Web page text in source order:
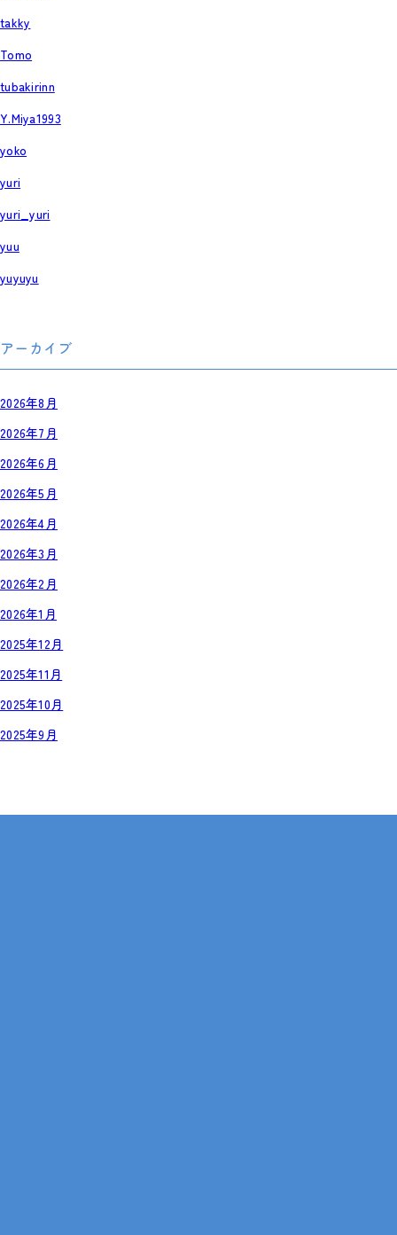
takky
Tomo
tubakirinn
Y.Miya1993
yoko
yuri
yuri_yuri
yuu
yuyuyu
アーカイブ
2026年8月
2026年7月
2026年6月
2026年5月
2026年4月
2026年3月
2026年2月
2026年1月
2025年12月
2025年11月
2025年10月
2025年9月